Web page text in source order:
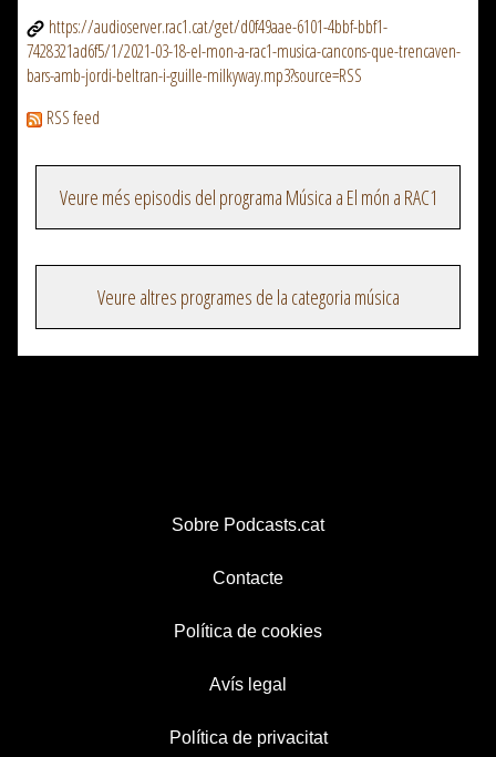
https://audioserver.rac1.cat/get/d0f49aae-6101-4bbf-bbf1-
7428321ad6f5/1/2021-03-18-el-mon-a-rac1-musica-cancons-que-trencaven-
bars-amb-jordi-beltran-i-guille-milkyway.mp3?source=RSS
RSS feed
Veure més episodis del programa Música a El món a RAC1
Veure altres programes de la categoria música
Sobre Podcasts.cat
Contacte
Política de cookies
Avís legal
Política de privacitat